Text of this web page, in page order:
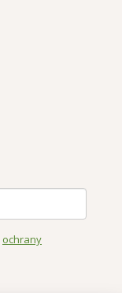
ochrany